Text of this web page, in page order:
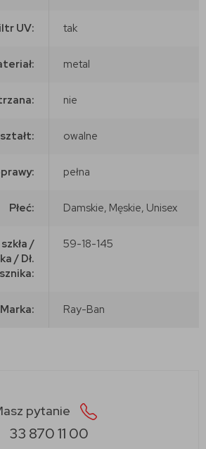
UV: tak
metal
nie
owalne
pełna
Płeć: Damskie, Męskie, Unisex
/
/ Dł.
59-18-145
Marka: Ray-Ban
pytanie
33 870 11 00